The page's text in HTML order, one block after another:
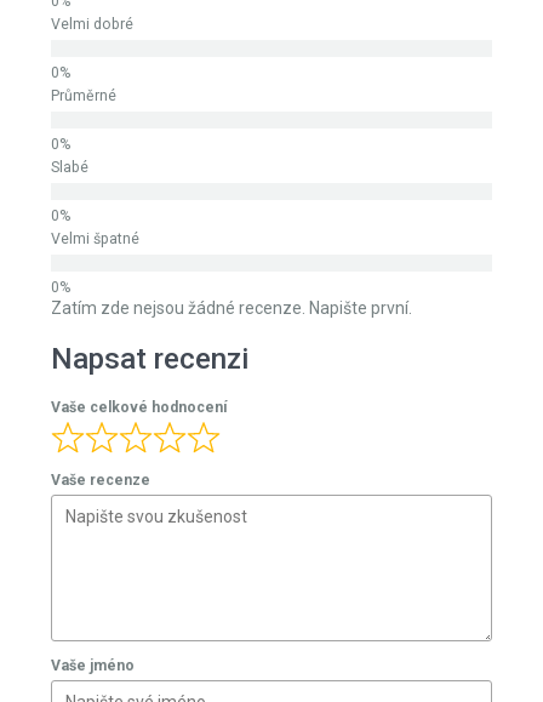
Velmi dobré
Průměrné
Slabé
Velmi špatné
Zatím zde nejsou žádné recenze. Napište první.
Napsat recenzi
Vaše celkové hodnocení
Vaše recenze
Vaše jméno